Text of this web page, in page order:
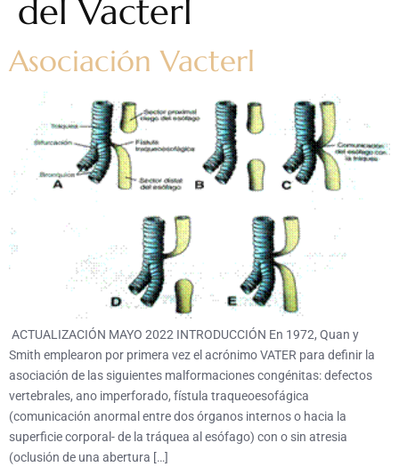
del Vacterl
Asociación Vacterl
ACTUALIZACIÓN MAYO 2022 INTRODUCCIÓN En 1972, Quan y
Smith emplearon por primera vez el acrónimo VATER para definir la
asociación de las siguientes malformaciones congénitas: defectos
vertebrales, ano imperforado, fístula traqueoesofágica
(comunicación anormal entre dos órganos internos o hacia la
superficie corporal- de la tráquea al esófago) con o sin atresia
(oclusión de una abertura […]